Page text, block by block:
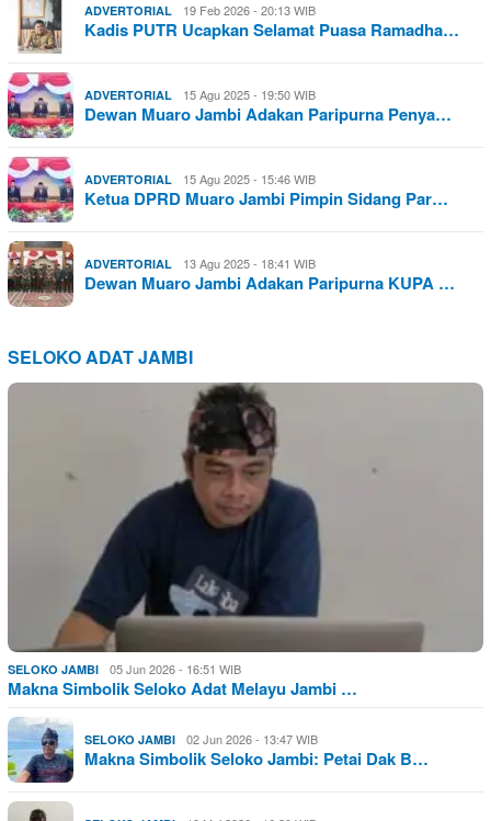
ADVERTORIAL 19 Feb 2026 - 20:13 WIB
Kadis PUTR Ucapkan Selamat Puasa Ramadha…
ADVERTORIAL 15 Agu 2025 - 19:50 WIB
Dewan Muaro Jambi Adakan Paripurna Penya…
ADVERTORIAL 15 Agu 2025 - 15:46 WIB
Ketua DPRD Muaro Jambi Pimpin Sidang Par…
ADVERTORIAL 13 Agu 2025 - 18:41 WIB
Dewan Muaro Jambi Adakan Paripurna KUPA …
SELOKO ADAT JAMBI
SELOKO JAMBI 05 Jun 2026 - 16:51 WIB
Makna Simbolik Seloko Adat Melayu Jambi …
SELOKO JAMBI 02 Jun 2026 - 13:47 WIB
Makna Simbolik Seloko Jambi: Petai Dak B…